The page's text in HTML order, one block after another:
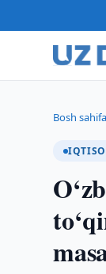
Bosh sahifa